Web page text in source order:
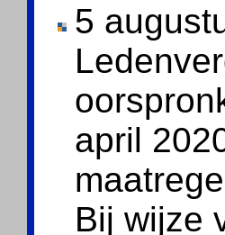
5
april
Bij wijze